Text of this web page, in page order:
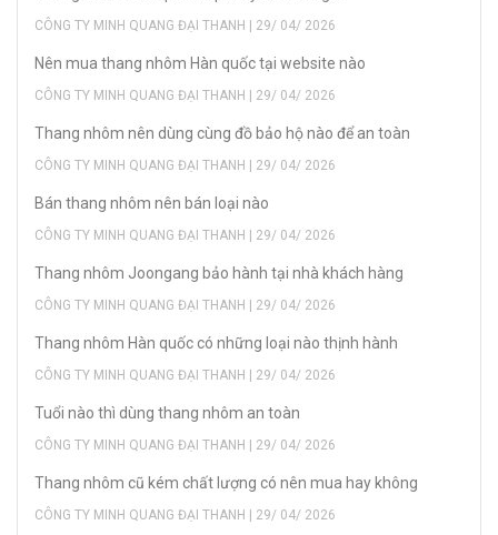
CÔNG TY MINH QUANG ĐẠI THANH | 29/ 04/ 2026
Nên mua thang nhôm Hàn quốc tại website nào
CÔNG TY MINH QUANG ĐẠI THANH | 29/ 04/ 2026
Thang nhôm nên dùng cùng đồ bảo hộ nào để an toàn
CÔNG TY MINH QUANG ĐẠI THANH | 29/ 04/ 2026
Bán thang nhôm nên bán loại nào
CÔNG TY MINH QUANG ĐẠI THANH | 29/ 04/ 2026
Thang nhôm Joongang bảo hành tại nhà khách hàng
CÔNG TY MINH QUANG ĐẠI THANH | 29/ 04/ 2026
Thang nhôm Hàn quốc có những loại nào thịnh hành
CÔNG TY MINH QUANG ĐẠI THANH | 29/ 04/ 2026
Tuổi nào thì dùng thang nhôm an toàn
CÔNG TY MINH QUANG ĐẠI THANH | 29/ 04/ 2026
Thang nhôm cũ kém chất lượng có nên mua hay không
CÔNG TY MINH QUANG ĐẠI THANH | 29/ 04/ 2026